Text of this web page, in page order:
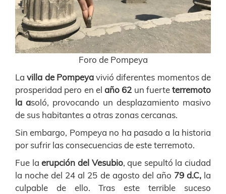
Foro de Pompeya
La villa de Pompeyavivió diferentes momentos de
prosperidad pero en el año 62 un fuerteterremoto
la asoló, provocando un desplazamiento masivo
de sus habitantes a otras zonas cercanas.
Sin embargo, Pompeya no ha pasado a la historia
por sufrir las consecuencias de este terremoto.
Fue laerupción del Vesubio, que sepultó la ciudad
la noche del 24 al 25 de agosto del año 79 d.C, la
culpable de ello. Tras este terrible suceso